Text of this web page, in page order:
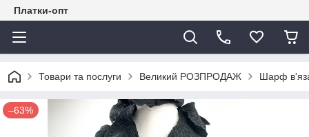
Платки-опт
Товари та послуги Великий РОЗПРОДАЖ Шарф
–63%